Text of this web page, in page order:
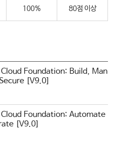
100% 80점 이상
Foundation: Build, Man
[V9.0]
Foundation: Automate
[V9.0]